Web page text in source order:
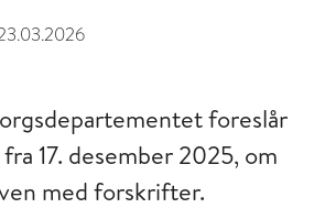
endringer
foreslår
17. desember 2025, om
med forskrifter.